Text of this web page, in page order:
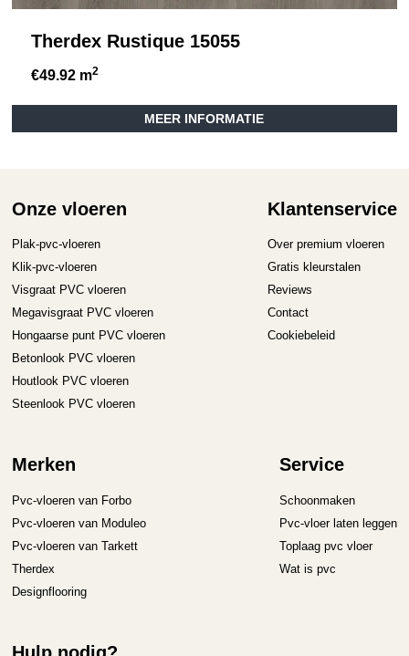
Therdex Rustique 15055
€49.92 m2
MEER INFORMATIE
Onze vloeren
Plak-pvc-vloeren
Klik-pvc-vloeren
Visgraat PVC vloeren
Megavisgraat PVC vloeren
Hongaarse punt PVC vloeren
Betonlook PVC vloeren
Houtlook PVC vloeren
Steenlook PVC vloeren
Klantenservice
Over premium vloeren
Gratis kleurstalen
Reviews
Contact
Cookiebeleid
Merken
Pvc-vloeren van Forbo
Pvc-vloeren van Moduleo
Pvc-vloeren van Tarkett
Therdex
Designflooring
Service
Schoonmaken
Pvc-vloer laten leggen
Toplaag pvc vloer
Wat is pvc